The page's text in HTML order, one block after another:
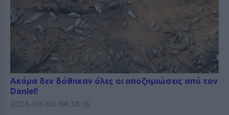
Ακόμα δεν δόθηκαν όλες οι αποζημιώσεις από τον
Daniel!
2026-08-06 04:38:16